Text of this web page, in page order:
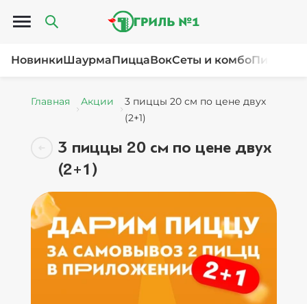
Открыть меню
НовинкиШаурмаПиццаВокСеты и комбоПироги
Главная Акции
3 пиццы 20 см по цене двух
(2+1)
3 пиццы 20 см по цене двух
(2+1)